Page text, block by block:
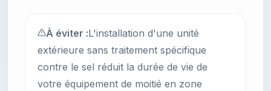
À éviter :L'installation d'une unité
extérieure sans traitement spécifique
contre le sel réduit la durée de vie de
votre équipement de moitié en zone